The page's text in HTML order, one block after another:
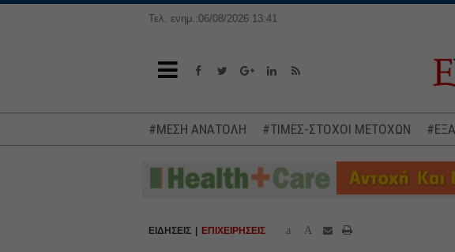
Τελ. ενημ.:06/08/2026 13:41
#ΜΕΣΗ ΑΝΑΤΟΛΗ #ΤΙΜΕΣ-ΣΤΟΧΟΙ ΜΕΤΟΧΩΝ
ΕΙΔΗΣΕΙΣ ΕΠΙΧΕΙΡΗΣΕΙΣ a A